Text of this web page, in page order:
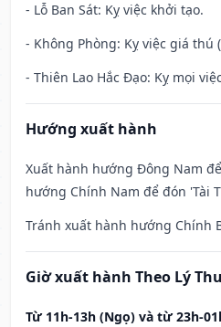
- Lỗ Ban Sát: Kỵ việc khởi tạo.
- Không Phòng: Kỵ việc giá thú
- Thiên Lao Hắc Đạo: Kỵ mọi
Hướng xuất hành
Xuất hành hướng Đông Nam
hướng Chính Nam để đón 'Tài
Tránh xuất hành hướng Chính
Giờ xuất hành Theo Lý
Từ 11h-13h (Ngọ) và từ 23h-